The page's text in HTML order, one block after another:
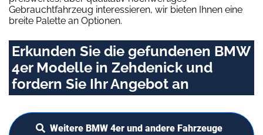
Gebrauchtfahrzeug interessieren, wir bieten Ihnen eine
breite Palette an Optionen.
Erkunden Sie die gefundenen BMW
4er Modelle in Zehdenick und
fordern Sie Ihr Angebot an
Weitere BMW 4er und andere Fahrzeuge